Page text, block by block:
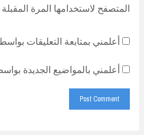
المتصفح لاستخدامها المرة
أعلمني بمتابعة التعليقات
أعلمني بالمواضيع الجديدة